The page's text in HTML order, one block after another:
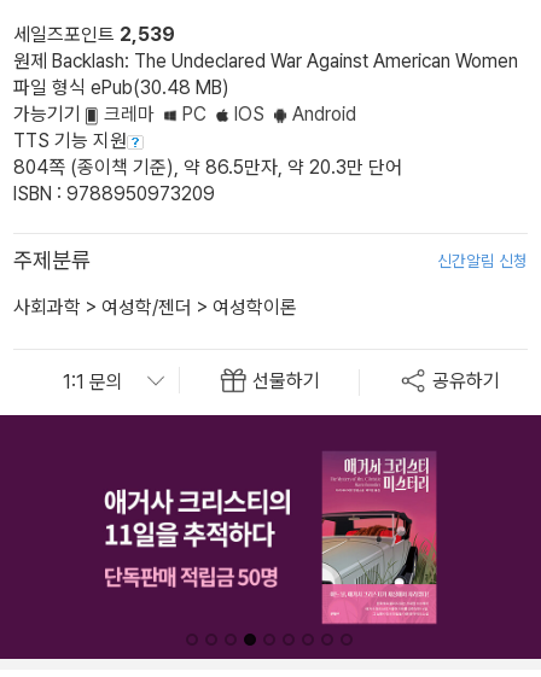
세일즈포인트 2,539
원제 Backlash: The Undeclared War Against American Women
파일 형식 ePub(30.48 MB)
가능기기
크레마 PC IOS
Android
TTS 기능 지원
804쪽 (종이책 기준), 약 86.5만자, 약 20.3만 단어
ISBN : 9788950973209
주제분류 신간알림 신청
사회과학 > 여성학/젠더 > 여성학이론
선물하기 공유하기